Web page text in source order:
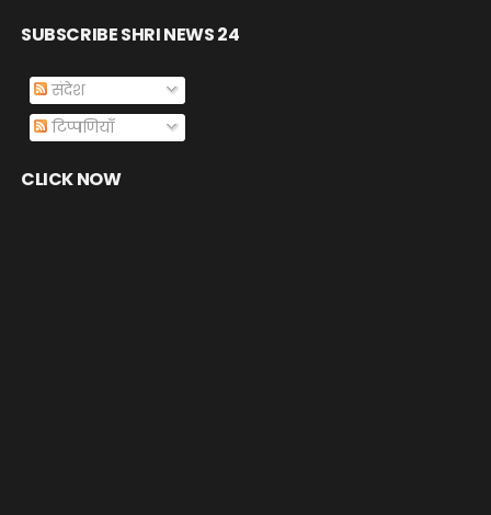
SUBSCRIBE SHRI NEWS 24
संदेश
टिप्पणियाँ
CLICK NOW